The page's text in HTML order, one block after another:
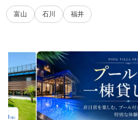
富山 石川 福井